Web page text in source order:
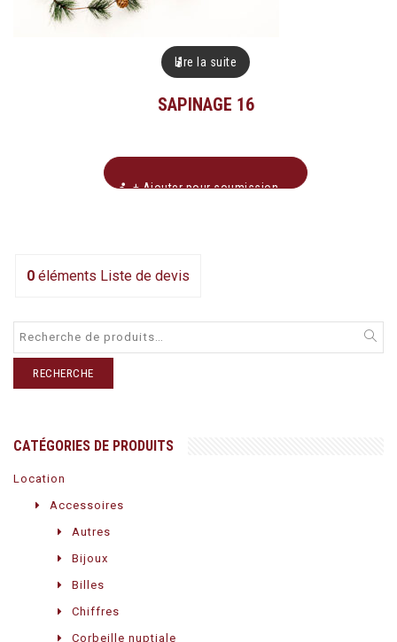
Lire la suite
SAPINAGE 16
+ Ajouter pour soumission
0 éléments Liste de devis
RECHERCHE
CATÉGORIES DE PRODUITS
Location
Accessoires
Autres
Bijoux
Billes
Chiffres
Corbeille nuptiale